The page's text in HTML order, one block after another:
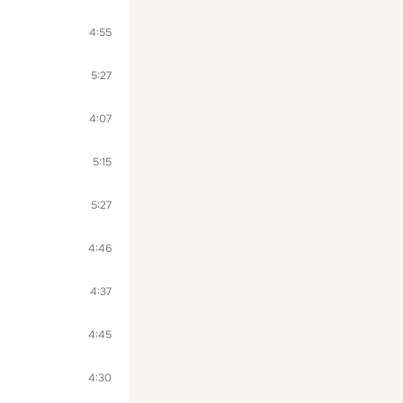
4:55
5:27
4:07
5:15
5:27
4:46
4:37
4:45
4:30